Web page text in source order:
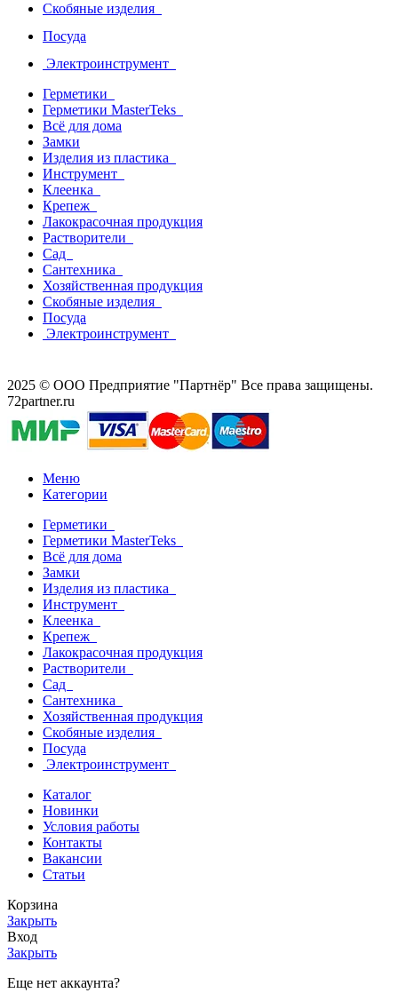
Скобяные изделия
Посуда
Электроинструмент
Герметики
Герметики MasterTeks
Всё для дома
Замки
Изделия из пластика
Инструмент
Клеенка
Крепеж
Лакокрасочная продукция
Растворители
Сад
Сантехника
Хозяйственная продукция
Скобяные изделия
Посуда
Электроинструмент
2025 © ООО Предприятие "Партнёр" Все права защищены.
72partner.ru
Меню
Категории
Герметики
Герметики MasterTeks
Всё для дома
Замки
Изделия из пластика
Инструмент
Клеенка
Крепеж
Лакокрасочная продукция
Растворители
Сад
Сантехника
Хозяйственная продукция
Скобяные изделия
Посуда
Электроинструмент
Каталог
Новинки
Условия работы
Контакты
Вакансии
Статьи
Корзина
Закрыть
Вход
Закрыть
Еще нет аккаунта?